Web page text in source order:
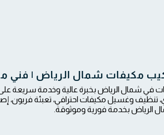
مكيفات شمال الرياض | فني
تنظيف وغسيل مكيفات احترافي، تعبئة فريون،
الرياض بخدمة فورية وموثوقة.